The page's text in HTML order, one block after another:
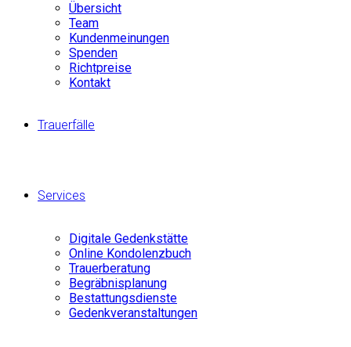
Übersicht
Team
Kundenmeinungen
Spenden
Richtpreise
Kontakt
Trauerfälle
Services
Digitale Gedenkstätte
Online Kondolenzbuch
Trauerberatung
Begräbnisplanung
Bestattungsdienste
Gedenkveranstaltungen